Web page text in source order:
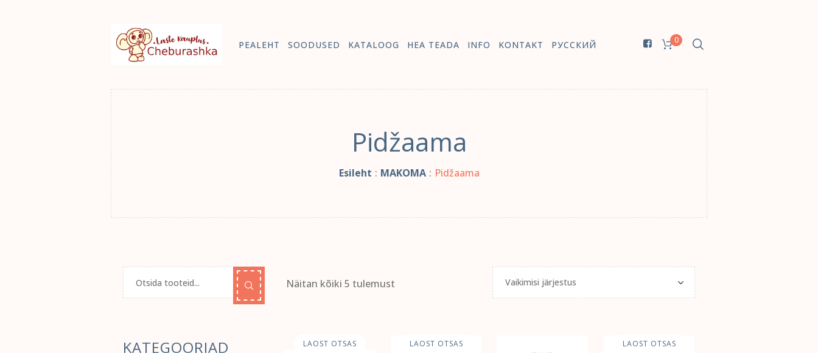
0
PEALEHT SOODUSED KATALOOG HEA TEADA INFO KONTAKT РУССКИЙ
Pidžaama
Esileht : MAKOMA : Pidžaama
Näitan kõiki 5 tulemust
LAOST OTSAS LAOST OTSAS LAOST OTSAS
KATEGOORIAD